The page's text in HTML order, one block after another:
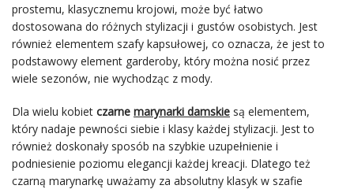
prostemu, klasycznemu krojowi, może być łatwo
dostosowana do różnych stylizacji i gustów osobistych. Jest
również elementem szafy kapsułowej, co oznacza, że jest to
podstawowy element garderoby, który można nosić przez
wiele sezonów, nie wychodząc z mody.
Dla wielu kobiet czarne marynarki damskie są elementem,
który nadaje pewności siebie i klasy każdej stylizacji. Jest to
również doskonały sposób na szybkie uzupełnienie i
podniesienie poziomu elegancji każdej kreacji. Dlatego też
czarną marynarkę uważamy za absolutny klasyk w szafie